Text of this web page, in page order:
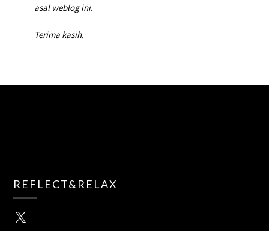
asal weblog ini.
Terima kasih.
REFLECT&RELAX
X